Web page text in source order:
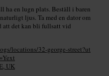
ha en lugn plats. Beställ i baren
ljus. Ta med en dator om
att det kan bli fullsatt vid
locations/32-george-street?ut
UK